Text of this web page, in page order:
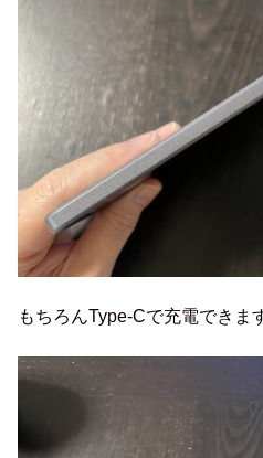
もちろんType-Cで充電できま